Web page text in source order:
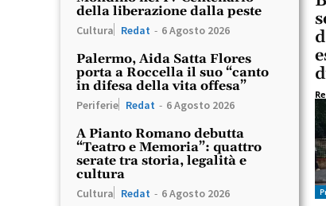
della liberazione dalla peste
Cultura Redat - 6 Agosto 2026
Palermo, Aida Satta Flores
porta a Roccella il suo “canto
in difesa della vita offesa”
Periferie Redat - 6 Agosto 2026
A Pianto Romano debutta
“Teatro e Memoria”: quattro
serate tra storia, legalità e
cultura
Cultura Redat - 6 Agosto 2026